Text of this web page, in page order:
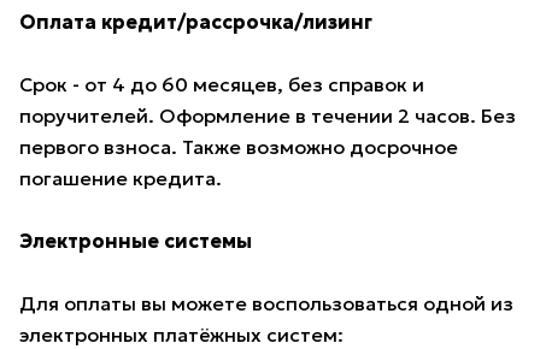
Оплата кредит/рассрочка/лизинг
Срок - от 4 до 60 месяцев, без справок и
поручителей. Оформление в течении 2 часов. Без
первого взноса. Также возможно досрочное
погашение кредита.
Электронные системы
Для оплаты вы можете воспользоваться одной из
электронных платёжных систем: